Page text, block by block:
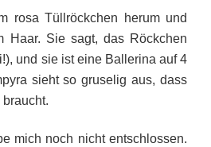
rosa Tüllröckchen herum und
Haar. Sie sagt, das Röckchen
und sie ist eine Ballerina auf 4
sieht so gruselig aus, dass
mich noch nicht entschlossen.